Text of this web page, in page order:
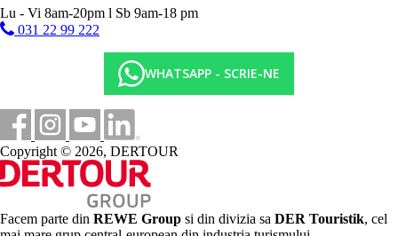
Lu - Vi 8am-20pm l Sb 9am-18 pm
031 22 99 222
WHATSAPP - SCRIE-NE
Copyright © 2026, DERTOUR
Facem parte din REWE Group si din divizia sa DER Touristik, cel